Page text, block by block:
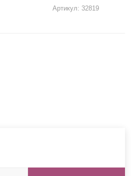
Артикул: 32819